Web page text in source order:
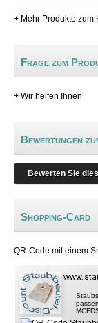
+ Mehr Produkte zum
Frage zum
+ Wir helfen Ihnen
Bewertungen
Bewerten Sie
Shopping-Card
QR-Code mit einem